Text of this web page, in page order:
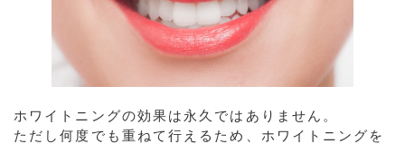
ホワイトニングの効果は永久ではありません。
ただし何度でも重ねて行えるため、ホワイトニングを